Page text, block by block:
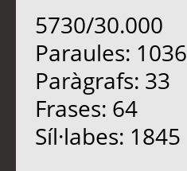
5730/30.000
Paraules: 1036
Paràgrafs: 33
Frases: 64
Síl·labes: 1845